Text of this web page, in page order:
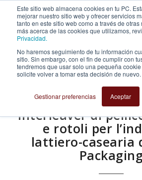
Este sitio web almacena cookies en tu PC.
mejorar nuestro sitio web y ofrecer servicios
tanto en este sitio web como a través de
más acerca de las cookies que utilizamos,
Privacidad.
No haremos seguimiento de tu información
sitio. Sin embargo, con el fin de cumplir con
tendremos que usar solo una pequeña
solicite volver a tomar esta decisión de nuevo.
Gestionar preferencias Aceptar
Interleaver di
e rotoli per
lattiero-casearia
Packaging